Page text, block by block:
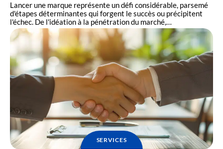
Lancer une marque représente un défi considérable, parsemé
d'étapes déterminantes qui forgent le succès ou précipitent
l'échec. De l'idéation à la pénétration du marché,…
SERVICES